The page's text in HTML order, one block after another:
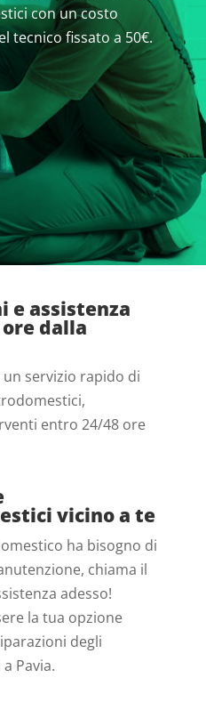
con un costo
tecnico fissato a 50€.
e assistenza
dalla
servizio rapido di
entro 24/48 ore
vicino a te
ha bisogno di
chiama il
adesso!
la tua opzione
degli
Pavia.